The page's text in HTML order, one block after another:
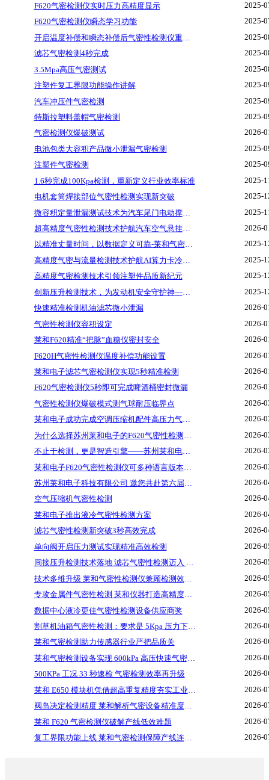
F620气密检测仪实时压力高精度显示
2025-
F620气密检测仪瞬态学习功能
2025-
开启温度补偿和瞬态补偿后气密性检测仪重复精度
2025-
滤芯气密检测4秒完成
2025-
3.5Mpa高压气密测试
2025-
注塑件复工界限功能操作讲解
2025-
汽车冲压件气密检测
2025-
特斯拉塑料盖帽气密检测
2025-
气密检测仪爆破测试
2026-
电池包类大容积产品微小泄漏气密检测
2025-
注塑件气密检测
2025-
1.6秒完成100Kpa检测，重新定义行业效率标准
2025-
电机套筒焊接部位气密性检测实现新突破
2025-
微容积定量泄漏测试技术为汽车尾门电动撑杆可靠性赋能
2025-
超高精度气密性检测技术护航汽车空气悬挂核心部件
2026-
以精准丈量时间，以数据定义可靠-莱和气密性检测仪
2025-
高精度气密与流量检测技术护航AI算力卡冷却系统
2025-
高精度气密检测技术引领注塑件品质新纪元
2025-
创新压升检测技术，为发动机安全守护神——机油滤芯微小泄漏定量检测实现突破
2025-
快速精准检测机油滤芯微小泄漏
2026-
气密性检测仪容积设定
2026-
莱和F620精准“把脉”血糖仪密封安全
2026-
F620H气密性检测仪温度补偿功能设置
2026-
莱和电子滤芯气密检测仪实现5秒精准检测
2026-
F620气密检测仪5秒即可完成啤酒桶密封微漏
2026-
气密性检测仪爆破模式测气球耐压临界点
2026-
莱和电子成功完成空调压缩机配件高压力气密性检测
2026-
2026-
不止于检测，更是智造引擎——苏州莱和电子F620气密性检测仪的硬核实力
2026-
莱和电子F620气密性检测仪可多种语言版本切换
2026-
苏州莱和电子科技有限公司 邀您共赴第六届数据中心液冷供应链峰会！
2026-
空气压缩机气密性检测
2026-
莱和电子推出液冷气密性检测方案
2026-
滤芯气密性检测新突破3秒高效完成
2026-
单向阀开启压力测试实现精准高效检测
2026-
间接压升检测技术落地 滤芯气密性检测迈入 5 秒速检时代
2026-
技术多维升级 莱和气密性检测仪兼顾检测效率与精度
2026-
专攻金属件气密性检测 莱和仪器打造高精度无损质检方案
2026-
数据中心液冷更佳气密性检测设备供应商奖
2026-
割草机油箱气密性检测：要求是 5Kpa 压力下，泄漏量≤多少合格？
2026-
莱和气密检测助力传感器行业严把品质关
2026-
莱和气密检测设备实现 600kPa 高压快速气密检测
2026-
500KPa 工况 33 秒速检 气密检测效率再升级
2026-
2026-
阀岛决定检测精度 莱和解析气密设备精准度核心关键
2026-
莱和 F620 气密检测仪破解产线低效难题
2026-
复工界限功能上线 莱和气密检测保障产线连续生产
2026-